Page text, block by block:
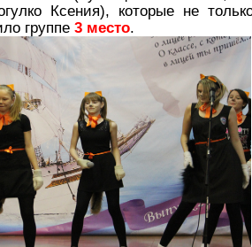
Ксения), которые не
группе 3 место.